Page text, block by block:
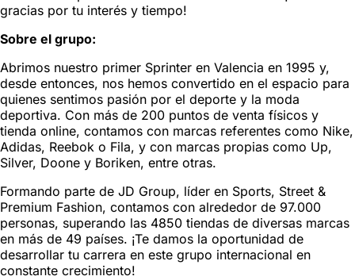
gracias por tu interés y tiempo!
Sobre el grupo:
Abrimos nuestro primer Sprinter en Valencia en 1995 y,
desde entonces, nos hemos convertido en el espacio para
quienes sentimos pasión por el deporte y la moda
deportiva. Con más de 200 puntos de venta físicos y
tienda online, contamos con marcas referentes como Nike,
Adidas, Reebok o Fila, y con marcas propias como Up,
Silver, Doone y Boriken, entre otras.
Formando parte de JD Group, líder en Sports, Street &
Premium Fashion, contamos con alrededor de 97.000
personas, superando las 4850 tiendas de diversas marcas
en más de 49 países. ¡Te damos la oportunidad de
desarrollar tu carrera en este grupo internacional en
constante crecimiento!